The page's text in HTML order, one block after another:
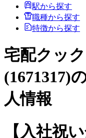
駅から探す
職種から探す
特徴から探す
宅配クッ
(1671317)
人情報
【入社祝